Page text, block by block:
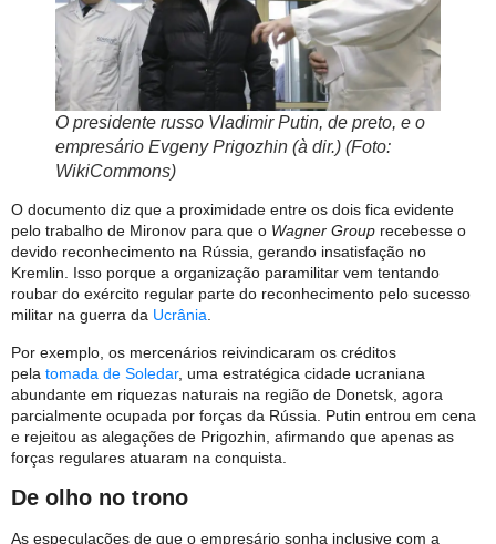
O presidente russo Vladimir Putin, de preto, e o
empresário Evgeny Prigozhin (à dir.) (Foto:
WikiCommons)
O documento diz que a proximidade entre os dois fica evidente
pelo trabalho de Mironov para que o Wagner Group recebesse o
devido reconhecimento na Rússia, gerando insatisfação no
Kremlin. Isso porque a organização paramilitar vem tentando
roubar do exército regular parte do reconhecimento pelo sucesso
militar na guerra da Ucrânia.
Por exemplo, os mercenários reivindicaram os créditos
pela tomada de Soledar, uma estratégica cidade ucraniana
abundante em riquezas naturais na região de Donetsk, agora
parcialmente ocupada por forças da Rússia. Putin entrou em cena
e rejeitou as alegações de Prigozhin, afirmando que apenas as
forças regulares atuaram na conquista.
De olho no trono
As especulações de que o empresário sonha inclusive com a